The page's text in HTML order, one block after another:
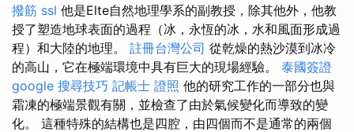
撥筋 ssl 他是Elte自然地理學系的副教授，除其他外，他教
授了塑造地球表面的過程（冰，永恆的冰，水和風面形成過
程）和大陸的地理。 註冊台灣公司 從乾燥的熱沙漠到冰冷
的高山，它在極端環境中具有巨大的現場經驗。 泰國簽證
google 搜尋技巧 記帳士 證照 他的研究工作的一部分也與
霜凍的極端景觀有關，並檢查了由於氣候變化而導致的變
化。 這種特殊的結構也是四腔，由四個而不是通常的兩個